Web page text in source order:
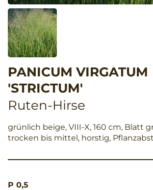
PANICUM VIRGATUM
'STRICTUM'
Ruten-Hirse
grünlich beige, VIII-X, 160 cm, Blatt
trocken bis mittel, horstig,
P 0,5